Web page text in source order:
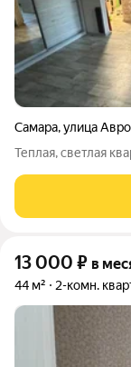
Самара,улица
Теплая, светлая
13 000 ₽ в
44 м² 2-комн.